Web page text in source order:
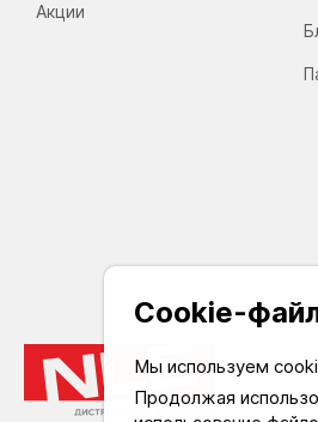
Акции
Cookie-
Мы используем
Продолжая